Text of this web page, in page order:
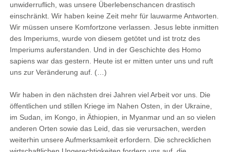
unwiderruflich, was unsere Überlebenschancen drastisch
einschränkt. Wir haben keine Zeit mehr für lauwarme Antworten.
Wir müssen unsere Komfortzone verlassen. Jesus lebte inmitten
des Imperiums, wurde von diesem getötet und ist trotz des
Imperiums auferstanden. Und in der Geschichte des Homo
sapiens war das gestern. Heute ist er mitten unter uns und ruft
uns zur Veränderung auf. (…)
Wir haben in den nächsten drei Jahren viel Arbeit vor uns. Die
öffentlichen und stillen Kriege im Nahen Osten, in der Ukraine,
im Sudan, im Kongo, in Äthiopien, in Myanmar und an so vielen
anderen Orten sowie das Leid, das sie verursachen, werden
weiterhin unsere Aufmerksamkeit erfordern. Die schrecklichen